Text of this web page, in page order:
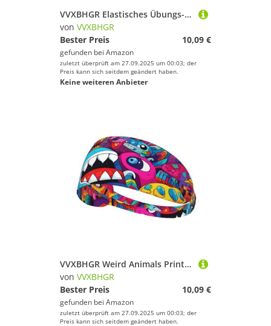
VVXBHGR Elastisches Übungs-Stirnband mit Weihnachtskranz, für Damen und Herren, weich, schnell trocknend
von VVXBHGR
Bester Preis
10,09 €
gefunden bei Amazon
zuletzt überprüft am 27.09.2025 um 00:03; der
Preis kann sich seitdem geändert haben.
Keine weiteren Anbieter
VVXBHGR Weird Animals Prints elastisches Übungs-Stirnband für Damen und Herren, weich, schnell trocknend
von VVXBHGR
Bester Preis
10,09 €
gefunden bei Amazon
zuletzt überprüft am 27.09.2025 um 00:03; der
Preis kann sich seitdem geändert haben.